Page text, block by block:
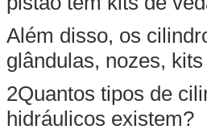
Além disso, os
glândulas, nozes,
2Quantos tipos de
hidráulicos existem?